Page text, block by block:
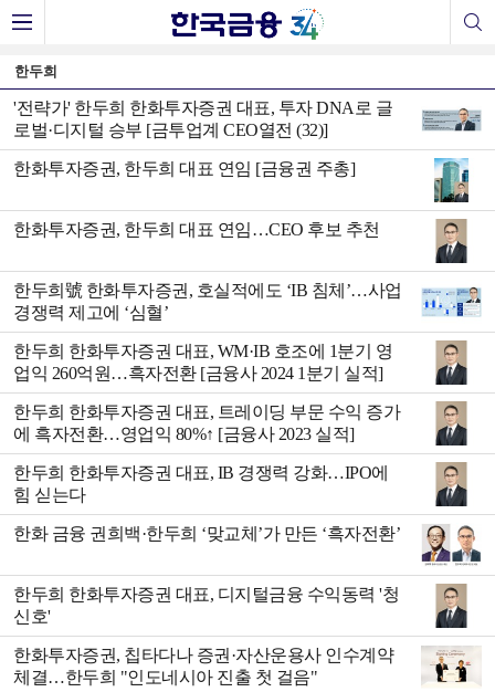
한두희
'전략가' 한두희 한화투자증권 대표, 투자 DNA로 글
로벌·디지털 승부 [금투업계 CEO열전 (32)]
한화투자증권, 한두희 대표 연임 [금융권 주총]
한화투자증권, 한두희 대표 연임…CEO 후보 추천
한두희號 한화투자증권, 호실적에도 ‘IB 침체’…사업
경쟁력 제고에 ‘심혈’
한두희 한화투자증권 대표, WM·IB 호조에 1분기 영
업익 260억원…흑자전환 [금융사 2024 1분기 실적]
한두희 한화투자증권 대표, 트레이딩 부문 수익 증가
에 흑자전환…영업익 80%↑ [금융사 2023 실적]
한두희 한화투자증권 대표, IB 경쟁력 강화…IPO에
힘 싣는다
한화 금융 권희백·한두희 ‘맞교체’가 만든 ‘흑자전환’
한두희 한화투자증권 대표, 디지털금융 수익동력 '청
신호'
한화투자증권, 칩타다나 증권·자산운용사 인수계약
체결…한두희 "인도네시아 진출 첫 걸음"